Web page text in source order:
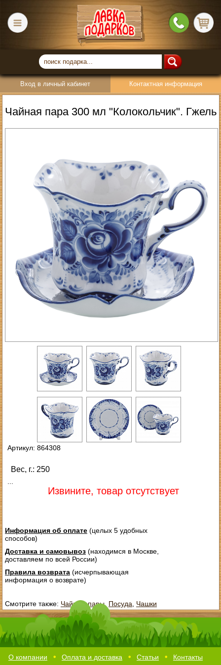
Вход в личный кабинет Контактная информация
Чайная пара 300 мл "Колокольчик". Гжель
Артикул: 864308
Вес, г.: 250
Извините, товар отсутствует
Информация об оплате(целых 5 удобных
способов)
Доставка и самовывоз(находимся в Москве,
доставляем по всей России)
Правила возврата(исчерпывающая
информация о возврате)
Смотрите также: Чайные пары, Посуда Чашки
О компании Оплата и доставка Статьи Контакты